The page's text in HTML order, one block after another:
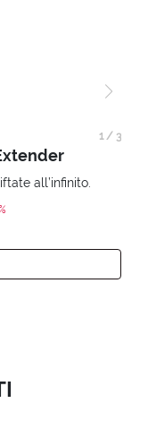
all’infinito.
1/ 3